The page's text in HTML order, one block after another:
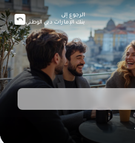
الرجوع إلى
بنك الإمارات دبي الوطني